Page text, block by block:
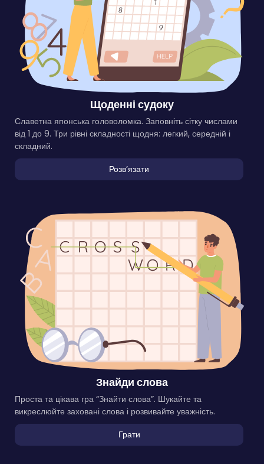
Щоденні судоку
Славетна японська головоломка. Заповніть сітку числами
від 1 до 9. Три рівні складності щодня: легкий, середній і
складний.
Розвʼязати
Знайди слова
Проста та цікава гра “Знайти слова”. Шукайте та
викреслюйте заховані слова і розвивайте уважність.
Грати